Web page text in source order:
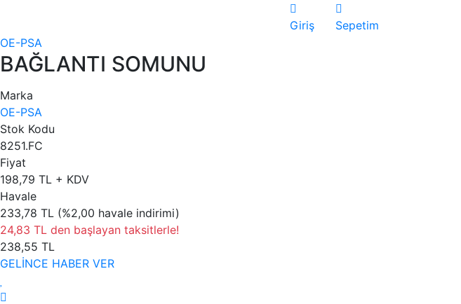
Giriş
Sepetim
OE-PSA
BAĞLANTI SOMUNU
Marka
OE-PSA
Stok Kodu
8251.FC
Fiyat
198,79 TL + KDV
Havale
233,78 TL (%2,00 havale indirimi)
24,83 TL den başlayan taksitlerle!
238,55 TL
GELİNCE HABER VER